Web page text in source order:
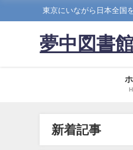
東京にいながら日本全国
夢中図書
新着記事